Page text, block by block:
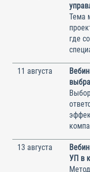
Тема
где
11 августа
13 августа
УП в